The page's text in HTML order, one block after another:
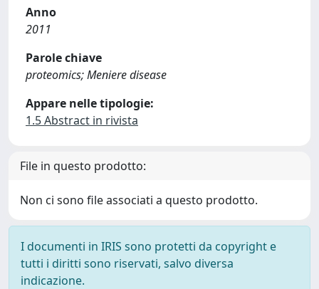
Anno
2011
Parole chiave
proteomics; Meniere disease
Appare nelle tipologie:
1.5 Abstract in rivista
File in questo prodotto:
Non ci sono file associati a questo prodotto.
I documenti in IRIS sono protetti da copyright e
tutti i diritti sono riservati, salvo diversa
indicazione.